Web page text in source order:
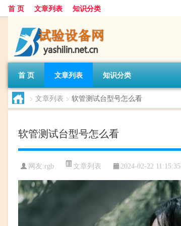
首 页 文章列表 知识分类
首 页 文章列表 知识分类
> 文章列表 > 软管测试台型号怎么看
软管测试台型号怎么看
网友:rgb 文章列表 2024-02-22 11:15:35